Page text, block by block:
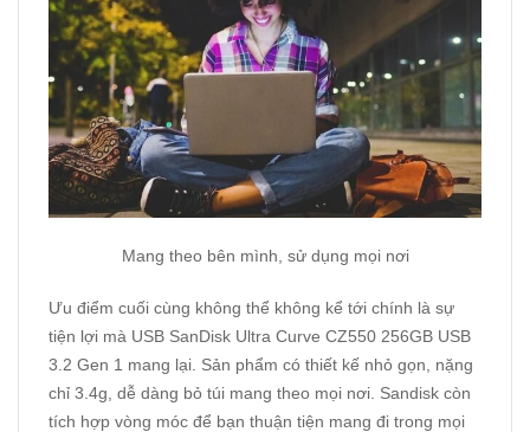
Mang theo bên mình, sử dụng mọi nơi
Ưu điểm cuối cùng không thể không kể tới chính là sự
tiện lợi mà USB SanDisk Ultra Curve CZ550 256GB USB
3.2 Gen 1 mang lại. Sản phẩm có thiết kế nhỏ gọn, nặng
chỉ 3.4g, dễ dàng bỏ túi mang theo mọi nơi. Sandisk còn
tích hợp vòng móc để bạn thuận tiện mang đi trong mọi